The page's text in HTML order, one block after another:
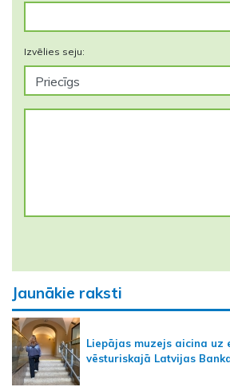
Izvēlies seju:
Jaunākie raksti
Liepājas muzejs aicina uz
vēsturiskajā Latvijas